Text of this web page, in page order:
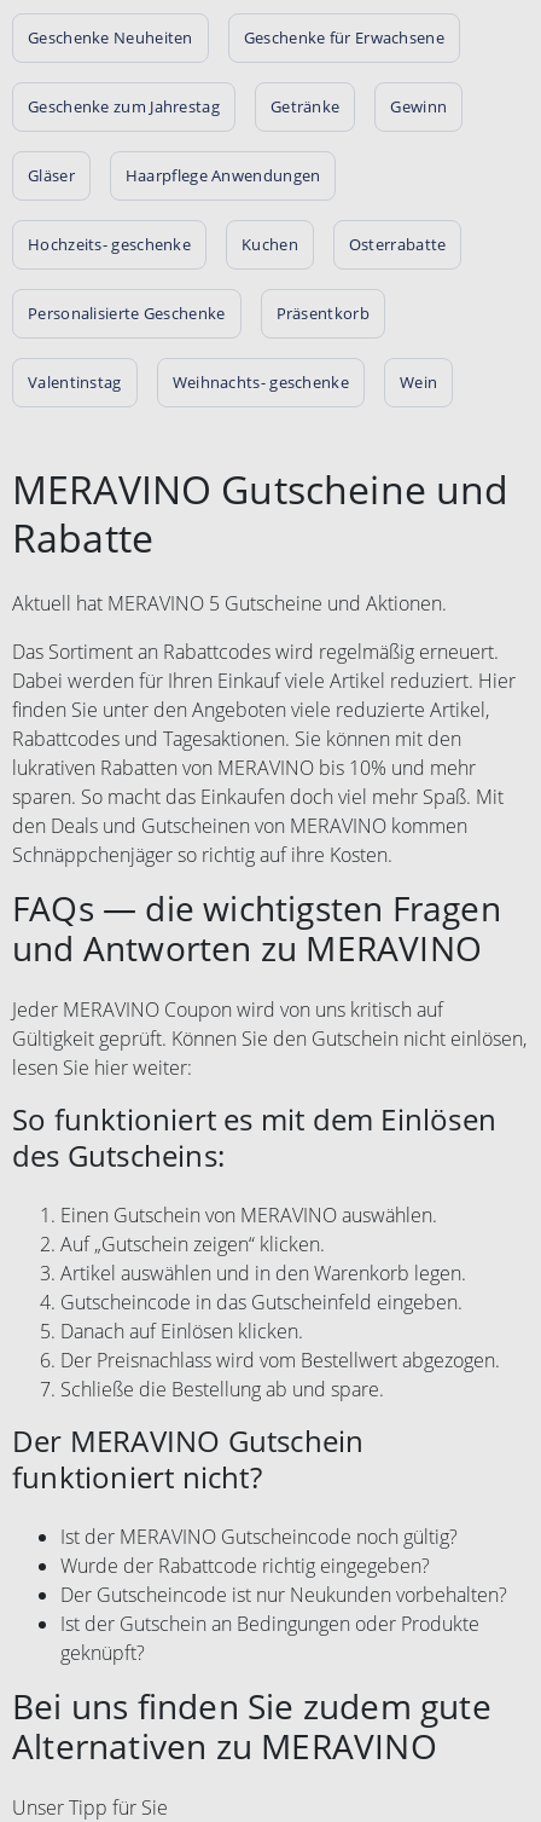
Geschenke Neuheiten Geschenke für Erwachsene
Geschenke zum Jahrestag Getränke Gewinn
Gläser Haarpflege Anwendungen
Hochzeits- geschenke Kuchen Osterrabatte
Personalisierte Geschenke Präsentkorb
Valentinstag Weihnachts- geschenke Wein
MERAVINO Gutscheine und
Rabatte
Aktuell hat MERAVINO 5 Gutscheine und Aktionen.
Das Sortiment an Rabattcodes wird regelmäßig erneuert.
Dabei werden für Ihren Einkauf viele Artikel reduziert. Hier
finden Sie unter den Angeboten viele reduzierte Artikel,
Rabattcodes und Tagesaktionen. Sie können mit den
lukrativen Rabatten von MERAVINO bis 10% und mehr
sparen. So macht das Einkaufen doch viel mehr Spaß. Mit
den Deals und Gutscheinen von MERAVINO kommen
Schnäppchenjäger so richtig auf ihre Kosten.
FAQs — die wichtigsten Fragen
und Antworten zu MERAVINO
Jeder MERAVINO Coupon wird von uns kritisch auf
Gültigkeit geprüft. Können Sie den Gutschein nicht einlösen,
lesen Sie hier weiter:
So funktioniert es mit dem Einlösen
des Gutscheins:
Einen Gutschein von MERAVINO auswählen.
Auf „Gutschein zeigen“ klicken.
Artikel auswählen und in den Warenkorb legen.
Gutscheincode in das Gutscheinfeld eingeben.
Danach auf Einlösen klicken.
Der Preisnachlass wird vom Bestellwert abgezogen.
Schließe die Bestellung ab und spare.
Der MERAVINO Gutschein
funktioniert nicht?
Ist der MERAVINO Gutscheincode noch gültig?
Wurde der Rabattcode richtig eingegeben?
Der Gutscheincode ist nur Neukunden vorbehalten?
Ist der Gutschein an Bedingungen oder Produkte
geknüpft?
Bei uns finden Sie zudem gute
Alternativen zu MERAVINO
Unser Tipp für Sie